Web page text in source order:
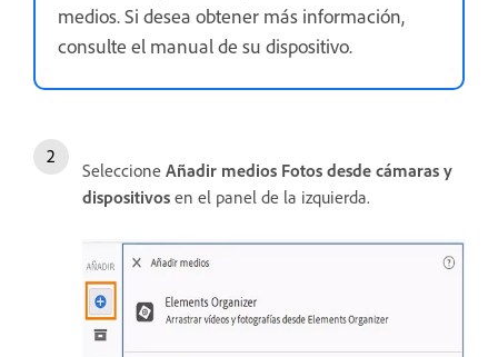
medios. Si desea obtener más información,
consulte el manual de su dispositivo.
Seleccione Añadir medios Fotos desde cámaras y
dispositivos en el panel de la izquierda.